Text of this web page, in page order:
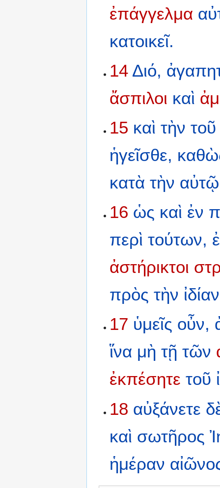
ἐπάγγελμα
κατοικεῖ.
14 Διό,
ἄσπιλοι καὶ
15 καὶ τὴν τοῦ
ἡγεῖσθε,
κατὰ τὴν αὐτῷ
16 ὡς καὶ ἐν
περὶ τούτων,
ἀστήρικτοι
πρὸς τὴν ἰδίαν
17 ὑμεῖς οὖν,
ἵνα μὴ τῇ τῶν
ἐκπέσητε τοῦ
18 αὐξάνετε
καὶ σωτῆρος
ἡμέραν